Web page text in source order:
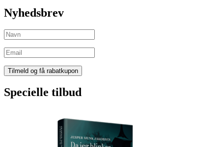
Nyhedsbrev
Specielle tilbud